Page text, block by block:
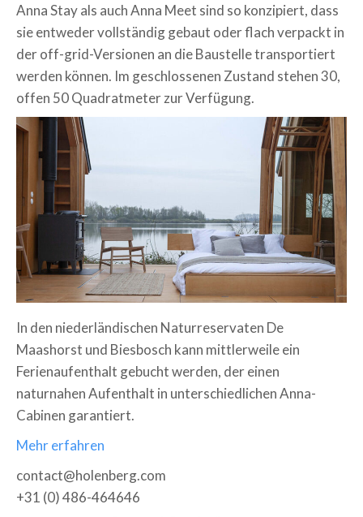
Anna Stay als auch Anna Meet sind so konzipiert, dass
sie entweder vollständig gebaut oder flach verpackt in
der off-grid-Versionen an die Baustelle transportiert
werden können. Im geschlossenen Zustand stehen 30,
offen 50 Quadratmeter zur Verfügung.
In den niederländischen Naturreservaten De
Maashorst und Biesbosch kann mittlerweile ein
Ferienaufenthalt gebucht werden, der einen
naturnahen Aufenthalt in unterschiedlichen Anna-
Cabinen garantiert.
Mehr erfahren
contact@holenberg.com
+31 (0) 486-464646